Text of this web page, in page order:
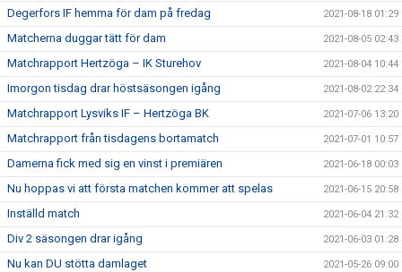
Degerfors IF hemma för dam på fredag 2021-08-18 01:29
Matcherna duggar tätt för dam 2021-08-05 02:43
Matchrapport Hertzöga – IK Sturehov 2021-08-04 10:44
Imorgon tisdag drar höstsäsongen igång 2021-08-02 22:34
Matchrapport Lysviks IF – Hertzöga BK 2021-07-06 13:20
Matchrapport från tisdagens bortamatch 2021-07-01 10:57
Damerna fick med sig en vinst i premiären 2021-06-18 00:03
Nu hoppas vi att första matchen kommer att spelas 2021-06-15 20:58
Inställd match 2021-06-04 21:32
Div 2 säsongen drar igång 2021-06-03 01:28
Nu kan DU stötta damlaget 2021-05-26 09:00